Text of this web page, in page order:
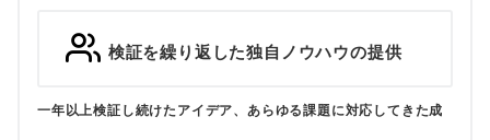
検証を繰り返した独自ノウハウの提供
一年以上検証し続けたアイデア、あらゆる課題に対応してきた成